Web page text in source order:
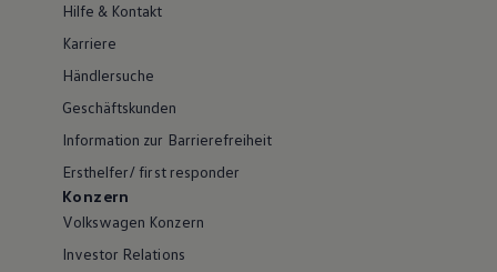
Hilfe & Kontakt
Karriere
Händlersuche
Geschäftskunden
Information zur Barrierefreiheit
Ersthelfer/ first responder
Konzern
Volkswagen Konzern
Investor Relations